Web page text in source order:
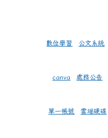
數位學習 公文系統
canva 處務公告
單一帳號 雲端硬碟